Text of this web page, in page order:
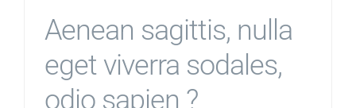
Aenean sagittis, nulla
eget viverra sodales,
odio sapien ?